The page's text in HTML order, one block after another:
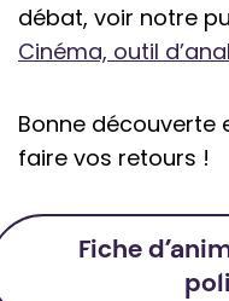
débat, voir notre
Cinéma, outil
Bonne découverte
faire vos retours !
Fiche